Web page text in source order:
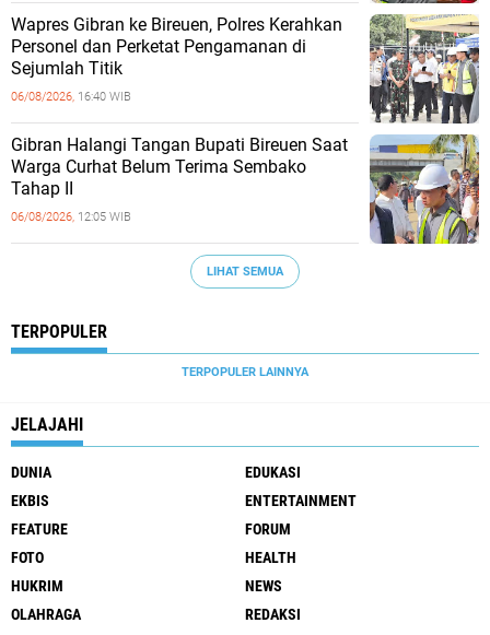
Wapres Gibran ke Bireuen, Polres Kerahkan
Personel dan Perketat Pengamanan di
Sejumlah Titik
06/08/2026, 16:40 WIB
Gibran Halangi Tangan Bupati Bireuen Saat
Warga Curhat Belum Terima Sembako
Tahap II
06/08/2026, 12:05 WIB
LIHAT SEMUA
TERPOPULER
TERPOPULER LAINNYA
JELAJAHI
DUNIA
EDUKASI
EKBIS
ENTERTAINMENT
FEATURE
FORUM
FOTO
HEALTH
HUKRIM
NEWS
OLAHRAGA
REDAKSI